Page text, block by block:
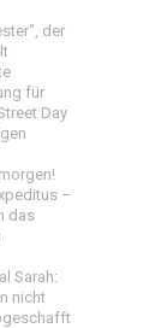
der
für
Day
–
das
Sarah:
nicht